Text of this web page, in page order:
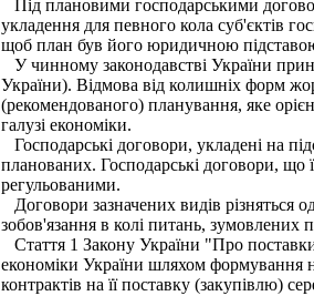
Під плановими господарськими
укладення для певного кола суб'єктів
щоб план був його юридичною
У чинному законодавстві України
України). Відмова від колишніх форм
(рекомендованого) планування, яке
галузі економіки.
Господарські договори, укладені на
планованих. Господарські договори, що
регульованими.
Договори зазначених видів різняться
зобов'язання в колі питань, зумовлених
Стаття 1 Закону України "Про
економіки України шляхом формування
контрактів на її поставку (закупівлю)